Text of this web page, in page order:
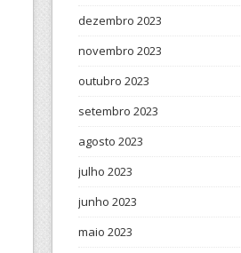
dezembro 2023
novembro 2023
outubro 2023
setembro 2023
agosto 2023
julho 2023
junho 2023
maio 2023